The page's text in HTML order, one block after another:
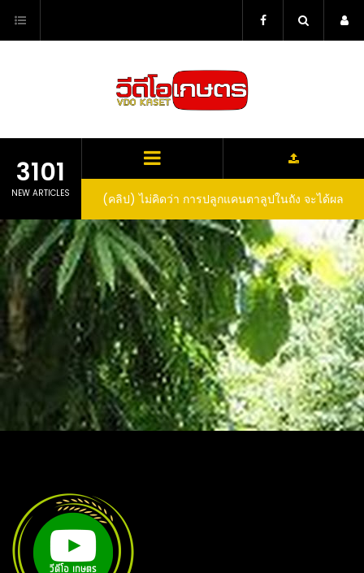
content
3101
NEW ARTICLES
(คลิป) ไม่คิดว่า การปลูกแคนตาลูปในถัง จะได้ผล
ลูกโตและหวานขนาดนี้ I didn’t expect that
growing cantaloupe in a barrel would yield
such large and sweet fruit
(คลิป) วิธีทำไวน์สับปะรด Pineapple Wine